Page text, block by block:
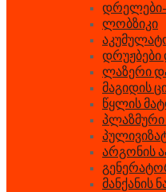
ლობზიკი
დრუჟბები
ლაზერი
მაგიდის
წყლის
პლაზმური
არგონის
მანქანის